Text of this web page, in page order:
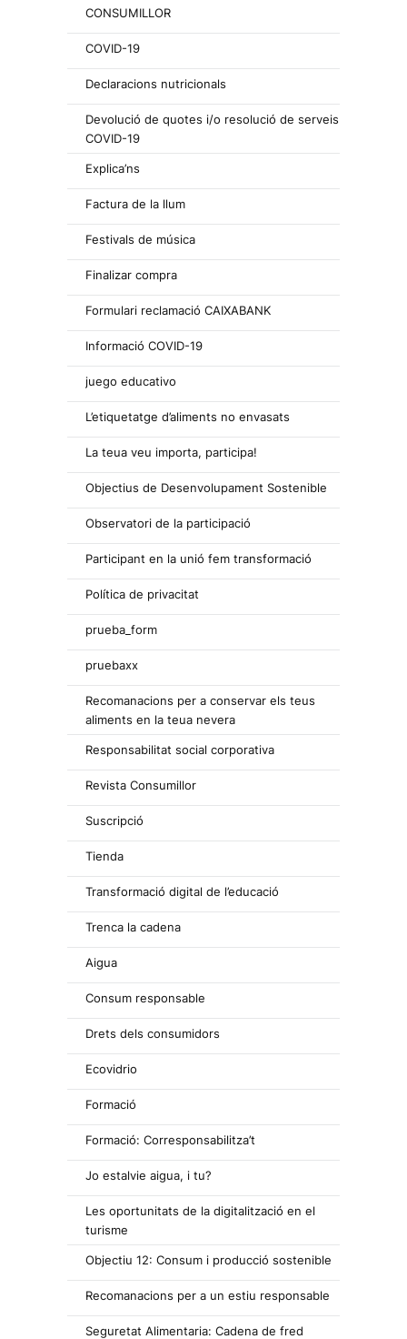
CONSUMILLOR
COVID-19
Declaracions nutricionals
Devolució de quotes i/o resolució de serveis
COVID-19
Explica’ns
Factura de la llum
Festivals de música
Finalizar compra
Formulari reclamació CAIXABANK
Informació COVID-19
juego educativo
L’etiquetatge d’aliments no envasats
La teua veu importa, participa!
Objectius de Desenvolupament Sostenible
Observatori de la participació
Participant en la unió fem transformació
Política de privacitat
prueba_form
pruebaxx
Recomanacions per a conservar els teus
aliments en la teua nevera
Responsabilitat social corporativa
Revista Consumillor
Suscripció
Tienda
Transformació digital de l’educació
Trenca la cadena
Aigua
Consum responsable
Drets dels consumidors
Ecovidrio
Formació
Formació: Corresponsabilitza’t
Jo estalvie aigua, i tu?
Les oportunitats de la digitalització en el
turisme
Objectiu 12: Consum i producció sostenible
Recomanacions per a un estiu responsable
Seguretat Alimentaria: Cadena de fred